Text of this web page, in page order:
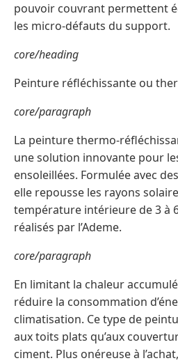
pouvoir couvrant permettent
les micro-défauts du support.
core/heading
Peinture réfléchissante ou
core/paragraph
La peinture thermo-
une solution innovante pour
ensoleillées. Formulée avec
elle repousse les rayons
température intérieure de 3 à
réalisés par l’Ademe.
core/paragraph
En limitant la chaleur
réduire la consommation
climatisation. Ce type de
aux toits plats qu’aux
ciment. Plus onéreuse à